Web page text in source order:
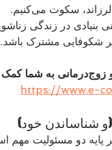
بنیادی در زندگی
https://www.e-
شناساندن خود)